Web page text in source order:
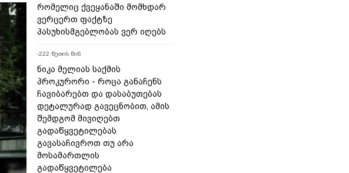
რომელიც ქვეყანაში მომხდარ
ვერცერთ ფაქტზე
პასუხისმგებლობას ვერ იღებს
-222 წუთის წინ
ნიკა მელიას საქმის
პროკურორი - როცა განაჩენს
ჩავიბარებთ და დასაბუთებას
დეტალურად გავეცნობით, ამის
შემდგომ მივიღებთ
გადაწყვეტილებას
გავასაჩივროთ თუ არა
მოსამართლის
გადაწყვეტილება